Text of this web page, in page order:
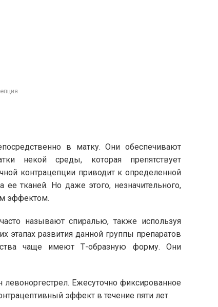
в матку. Они обеспечивают
некой среды, которая препятствует
контрацепции приводит к определенной
ее тканей. Но даже этого, незначительного,
эффектом.
называют спиралью, также используя
этапах развития данной группы препаратов
чаще имеют Т-образную форму. Они
Ежесуточно фиксированное
эффект в течение пяти лет.